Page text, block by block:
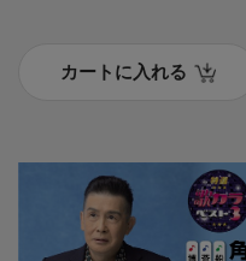
カートに入れる